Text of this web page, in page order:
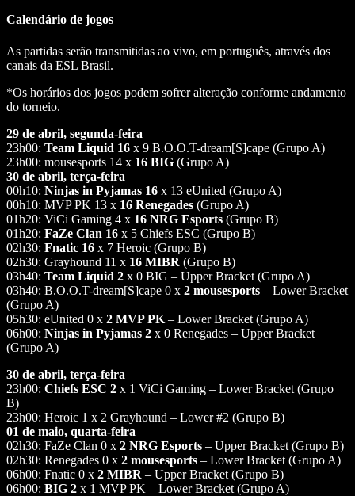
Calendário de jogos
As partidas serão transmitidas ao vivo, em português, através dos
canais da ESL Brasil.
*Os horários dos jogos podem sofrer alteração conforme andamento
do torneio.
29 de abril, segunda-feira
23h00: Team Liquid 16 x 9 B.O.O.T-dream[S]cape (Grupo A)
23h00: mousesports 14 x 16 BIG (Grupo A)
30 de abril, terça-feira
00h10: Ninjas in Pyjamas 16 x 13 eUnited (Grupo A)
00h10: MVP PK 13 x 16 Renegades (Grupo A)
01h20: ViCi Gaming 4 x 16 NRG Esports (Grupo B)
01h20: FaZe Clan 16 x 5 Chiefs ESC (Grupo B)
02h30: Fnatic 16 x 7 Heroic (Grupo B)
02h30: Grayhound 11 x 16 MIBR (Grupo B)
03h40: Team Liquid 2 x 0 BIG – Upper Bracket (Grupo A)
03h40: B.O.O.T-dream[S]cape 0 x 2 mousesports – Lower Bracket
(Grupo A)
05h30: eUnited 0 x 2 MVP PK – Lower Bracket (Grupo A)
06h00: Ninjas in Pyjamas 2 x 0 Renegades – Upper Bracket
(Grupo A)
30 de abril, terça-feira
23h00: Chiefs ESC 2 x 1 ViCi Gaming – Lower Bracket (Grupo
B)
23h00: Heroic 1 x 2 Grayhound – Lower #2 (Grupo B)
01 de maio, quarta-feira
02h30: FaZe Clan 0 x 2 NRG Esports – Upper Bracket (Grupo B)
02h30: Renegades 0 x 2 mousesports – Lower Bracket (Grupo A)
06h00: Fnatic 0 x 2 MIBR – Upper Bracket (Grupo B)
06h00: BIG 2 x 1 MVP PK – Lower Bracket (Grupo A)